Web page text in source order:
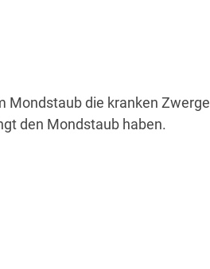
Mondstaub die kranken Zwerge
den Mondstaub haben.